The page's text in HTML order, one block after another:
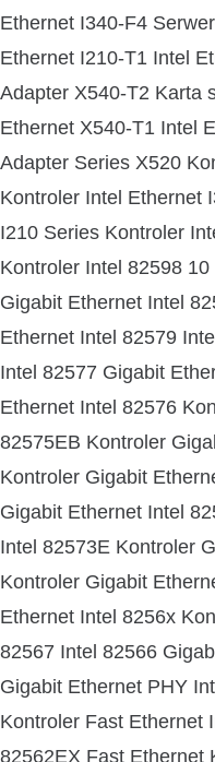
Ethernet I340-F4
Ethernet I210-T1 Intel
Adapter X540-T2 Karta
Ethernet X540-T1 Intel
Adapter Series X520
Kontroler Intel Ethernet
I210 Series Kontroler
Kontroler Intel 82598
Gigabit Ethernet Intel
Ethernet Intel 82579
Intel 82577 Gigabit
Ethernet Intel 82576
82575EB Kontroler
Kontroler Gigabit
Gigabit Ethernet Intel
Intel 82573E Kontroler
Kontroler Gigabit
Ethernet Intel 8256x
82567 Intel 82566
Gigabit Ethernet PHY
Kontroler Fast Ethernet
82562EX Fast Ethernet